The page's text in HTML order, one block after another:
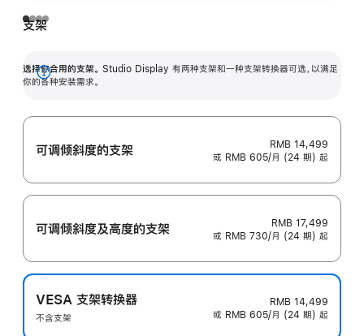
支架
选择你合用的支架。 Studio Display 有两种支架和一种支架转换器可选，以满足
你的各种安装需求。
展
可调倾斜度的支架
RMB 14,499
或 RMB 605/月 (24 期) 起
可调倾斜度及高‍度的支‍架
RMB 17,499
或 RMB 730/月 (24 期) 起
VESA 支架转换器
不含支架
RMB 14,499
或 RMB 605/月 (24 期) 起